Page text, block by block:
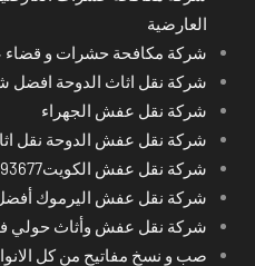
العارضية
شركة مكافحة حشرات و قضاء
شركة نقل اثاث الدوحة افضل
شركة نقل عفش الجهراء
شركة نقل عفش الدوحة نقل
شركة نقل عفش الكويت50993677
شركة نقل عفش اليرموك
شركة نقل عفش وأثاث حولي
صب و نسخ مفاتيح من كل